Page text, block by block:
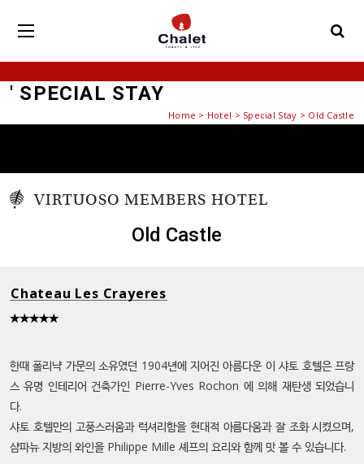
' SPECIAL STAY
Home > Hotel > Special Stay > Old Castle
Old Castle
VIRTUOSO MEMBERS HOTEL
Chateau Les Crayeres
★★★★★
한때 폴리냑 가문의 소유였던 1904년에 지어진 아름다운 이 샤토 호텔은 프랑
스 유명 인테리어 건축가인 Pierre-Yves Rochon 에 의해 재탄생 되었습니
다.
샤토 호텔만의 고풍스러움과 럭셔리함을 현대적 아름다움과 잘 조화 시켰으며,
샴파뉴 지방의 와인을 Philippe Mille 셰프의 요리와 함께 맛 볼 수 있습니다.